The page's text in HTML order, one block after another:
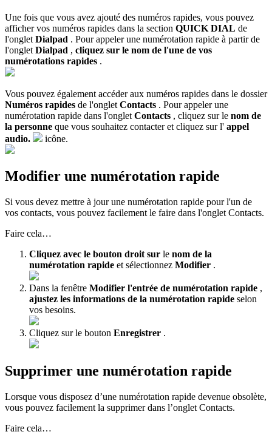
Une fois que vous avez ajouté des numéros rapides, vous pouvez
afficher vos numéros rapides dans la section QUICK DIAL de
l'onglet Dialpad . Pour appeler une numérotation rapide à partir de
l'onglet Dialpad , cliquez sur le nom de l'une de vos
numérotations rapides .
Vous pouvez également accéder aux numéros rapides dans le dossier
Numéros rapides de l'onglet Contacts . Pour appeler une
numérotation rapide dans l'onglet Contacts , cliquez sur le nom de
la personne que vous souhaitez contacter et cliquez sur l' appel
audio.
icône.
Modifier une numérotation rapide
Si vous devez mettre à jour une numérotation rapide pour l'un de
vos contacts, vous pouvez facilement le faire dans l'onglet Contacts.
Faire cela…
Cliquez avec le bouton droit sur le nom de la
numérotation rapide et sélectionnez Modifier .
Dans la fenêtre Modifier l'entrée de numérotation rapide ,
ajustez les informations de la numérotation rapide selon
vos besoins.
Cliquez sur le bouton Enregistrer .
Supprimer une numérotation rapide
Lorsque vous disposez d’une numérotation rapide devenue obsolète,
vous pouvez facilement la supprimer dans l’onglet Contacts.
Faire cela…